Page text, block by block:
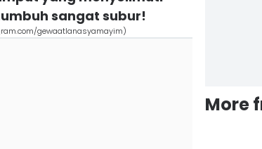
sangat subur!
gewaatlanasyamayim)
More